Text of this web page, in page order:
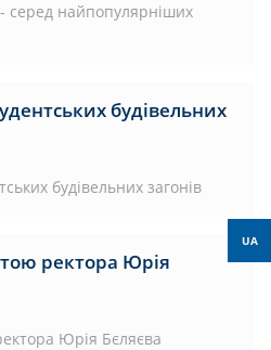
- серед найпопулярніших
будівельних
будівельних загонів
ректора Юрія
Юрія Бєляєва
UA